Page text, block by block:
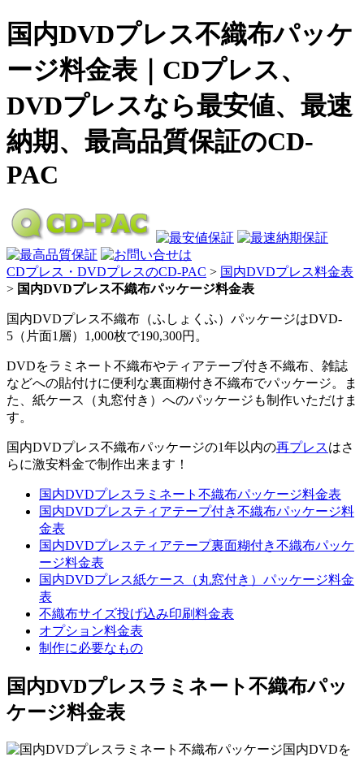
国内DVDプレス不織布パッケ
ージ料金表｜CDプレス、
DVDプレスなら最安値、最速
納期、最高品質保証のCD-
PAC
CDプレス・DVDプレスのCD-PAC > 国内DVDプレス料金表
> 国内DVDプレス不織布パッケージ料金表
国内DVDプレス不織布（ふしょくふ）パッケージはDVD-
5（片面1層）1,000枚で190,300円。
DVDをラミネート不織布やティアテープ付き不織布、雑誌
などへの貼付けに便利な裏面糊付き不織布でパッケージ。ま
た、紙ケース（丸窓付き）へのパッケージも制作いただけま
す。
国内DVDプレス不織布パッケージの1年以内の再プレスはさ
らに激安料金で制作出来ます！
国内DVDプレスラミネート不織布パッケージ料金表
国内DVDプレスティアテープ付き不織布パッケージ料
金表
国内DVDプレスティアテープ裏面糊付き不織布パッケ
ージ料金表
国内DVDプレス紙ケース（丸窓付き）パッケージ料金
表
不織布サイズ投げ込み印刷料金表
オプション料金表
制作に必要なもの
国内DVDプレスラミネート不織布パッ
ケージ料金表
国内DVDを